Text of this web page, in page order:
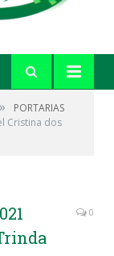
»
PORTARIAS
Cristina dos
0